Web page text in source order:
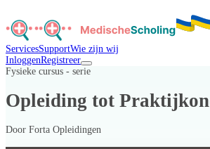
ServicesSupportWie zijn wij
InloggenRegistreer
Fysieke cursus - serie
Opleiding tot
Door Forta Opleidingen